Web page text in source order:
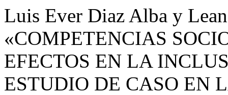
Luis Ever Diaz Alba y
«COMPETENCIAS
EFECTOS EN LA
ESTUDIO DE CASO EN